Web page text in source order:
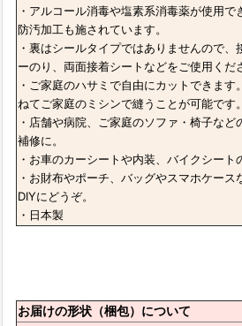
・アルコール消毒や塩素系消毒薬が使用
防汚加工も施されています。
・裏はシールタイプではありませんので
ーのり、両面接着シートなどをご使用くだ
・ご家庭のハサミで自由にカットできま
ねてご家庭のミシンで縫うことが可能です。
・店舗や病院、ご家庭のソファ・椅子な
補修に。
・お車のカーシートや内装、バイクシート
・お財布やポーチ、バッグやスマホケー
DIYにどうぞ。
・日本製
お届けの形状（梱包）について